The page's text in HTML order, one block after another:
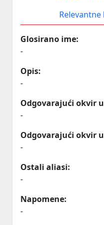
Glosirano ime:
-
Opis:
-
Odgovarajući okvir
-
Odgovarajući okvir
-
Ostali aliasi:
-
Napomene:
-